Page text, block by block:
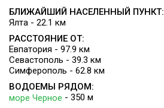
БЛИЖАЙШИЙ НАСЕЛЕННЫЙ ПУНКТ:
Ялта - 22.1 км
РАССТОЯНИЕ ОТ:
Евпатория - 97.9 км
Севастополь - 39.3 км
Симферополь - 62.8 км
ВОДОЕМЫ РЯДОМ:
море Черное - 350 м